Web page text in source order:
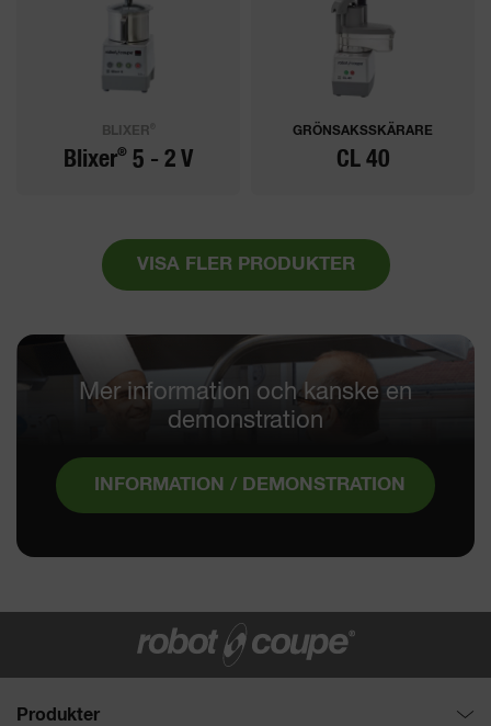
BLIXER
Blixer® 5 - 2 V
GRÖNSAKSSKÄRARE
CL 40
VISA FLER PRODUKTER
Mer information och kanske en
demonstration
INFORMATION / DEMONSTRATION
Produkter